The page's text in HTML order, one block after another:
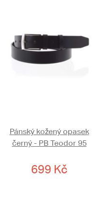
Pánský kožený opasek
černý - PB Teodor 95
699 Kč